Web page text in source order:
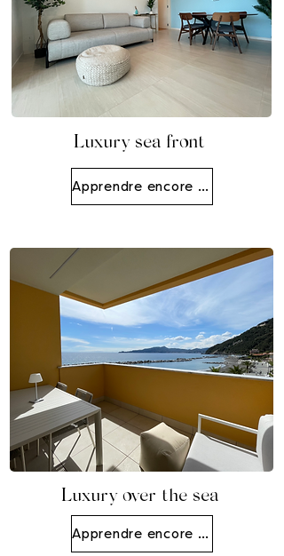
Luxury sea front
Apprendre encore plus
Luxury over the sea
Apprendre encore plus